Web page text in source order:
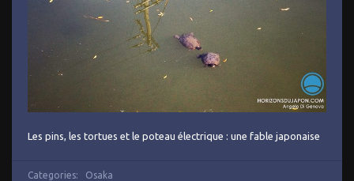
Les pins, les tortues et le poteau électrique : une fable japonaise
Categories: Osaka